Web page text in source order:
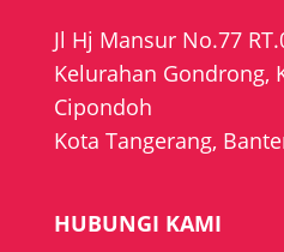
Jl Hj Mansur No.77
Kelurahan Gondrong,
Cipondoh
Kota Tangerang,
HUBUNGI KAMI